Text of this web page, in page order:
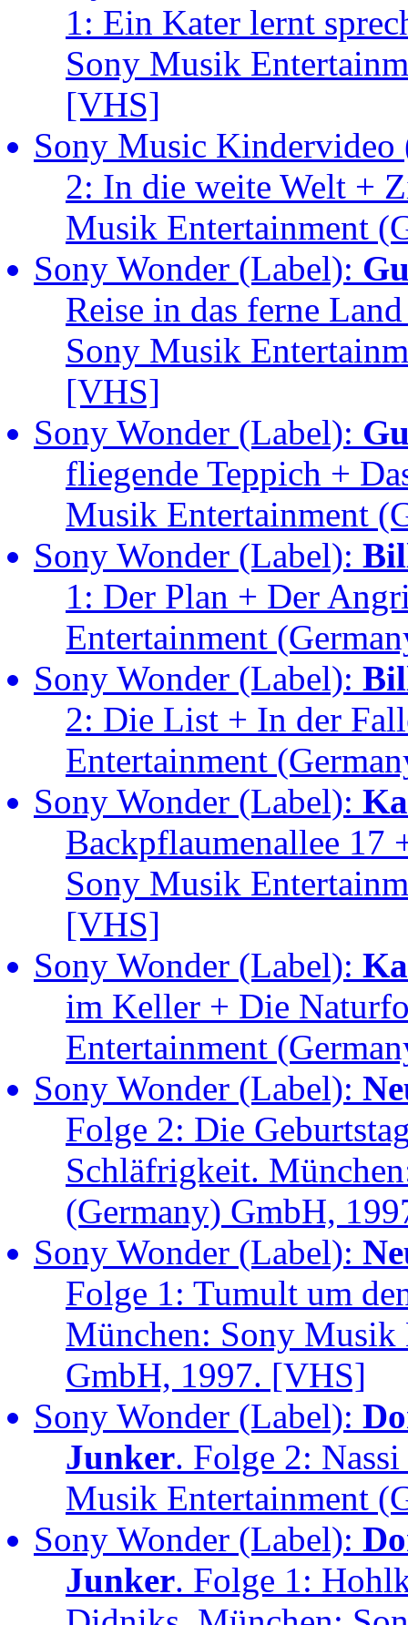
1: Ein Kater lernt
Sony Musik
[VHS]
Sony Music
2: In die weite Welt +
Musik Entertainment
Sony Wonder (Label):
Reise in das ferne
Sony Musik
[VHS]
Sony Wonder (Label):
fliegende Teppich +
Musik Entertainment
Sony Wonder (Label):
1: Der Plan + Der
Entertainment
Sony Wonder (Label):
2: Die List + In der
Entertainment
Sony Wonder (Label):
Backpflaumenallee 17
Sony Musik
[VHS]
Sony Wonder (Label):
im Keller + Die
Entertainment
Sony Wonder (Label):
Folge 2: Die
Schläfrigkeit.
(Germany) GmbH,
Sony Wonder (Label):
Folge 1: Tumult um
München: Sony Musik
GmbH, 1997. [VHS]
Sony Wonder (Label):
Junker. Folge 2:
Musik Entertainment
Sony Wonder (Label):
Junker. Folge 1: